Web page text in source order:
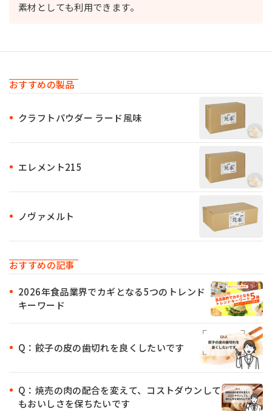
素材としても利用できます。
おすすめの製品
クラフトパウダー ラード風味
エレメント215
ノヴァメルト
おすすめの記事
2026年食品業界でカギとなる5つのトレンド
キーワード
Q：餃子の皮の歯切れを良くしたいです
Q：焼売の肉の配合を変えて、コストダウンして
もおいしさを保ちたいです